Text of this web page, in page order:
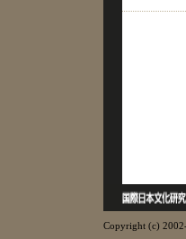
Copyright (c)